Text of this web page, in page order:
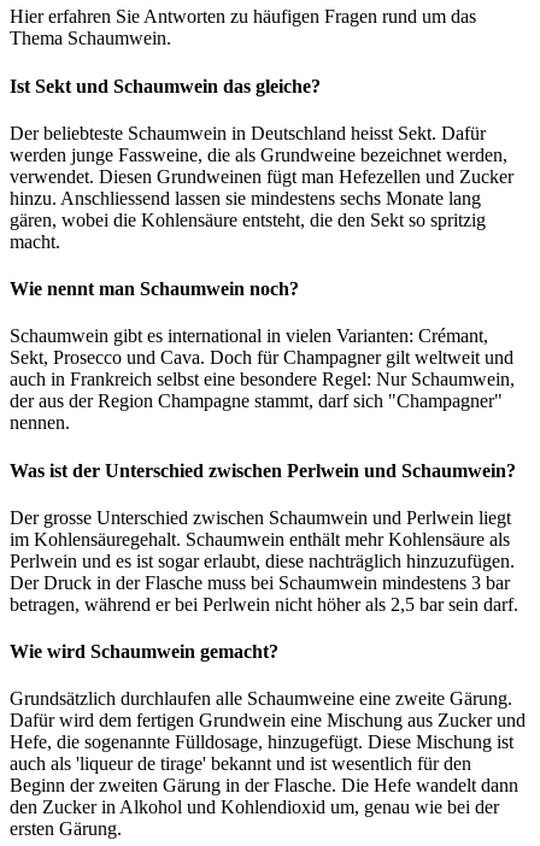
Hier erfahren Sie Antworten zu häufigen Fragen rund um das
Thema Schaumwein.
Ist Sekt und Schaumwein das gleiche?
Der beliebteste Schaumwein in Deutschland heisst Sekt. Dafür
werden junge Fassweine, die als Grundweine bezeichnet werden,
verwendet. Diesen Grundweinen fügt man Hefezellen und Zucker
hinzu. Anschliessend lassen sie mindestens sechs Monate lang
gären, wobei die Kohlensäure entsteht, die den Sekt so spritzig
macht.
Wie nennt man Schaumwein noch?
Schaumwein gibt es international in vielen Varianten: Crémant,
Sekt, Prosecco und Cava. Doch für Champagner gilt weltweit und
auch in Frankreich selbst eine besondere Regel: Nur Schaumwein,
der aus der Region Champagne stammt, darf sich "Champagner"
nennen.
Was ist der Unterschied zwischen Perlwein und Schaumwein?
Der grosse Unterschied zwischen Schaumwein und Perlwein liegt
im Kohlensäuregehalt. Schaumwein enthält mehr Kohlensäure als
Perlwein und es ist sogar erlaubt, diese nachträglich hinzuzufügen.
Der Druck in der Flasche muss bei Schaumwein mindestens 3 bar
betragen, während er bei Perlwein nicht höher als 2,5 bar sein darf.
Wie wird Schaumwein gemacht?
Grundsätzlich durchlaufen alle Schaumweine eine zweite Gärung.
Dafür wird dem fertigen Grundwein eine Mischung aus Zucker und
Hefe, die sogenannte Fülldosage, hinzugefügt. Diese Mischung ist
auch als 'liqueur de tirage' bekannt und ist wesentlich für den
Beginn der zweiten Gärung in der Flasche. Die Hefe wandelt dann
den Zucker in Alkohol und Kohlendioxid um, genau wie bei der
ersten Gärung.